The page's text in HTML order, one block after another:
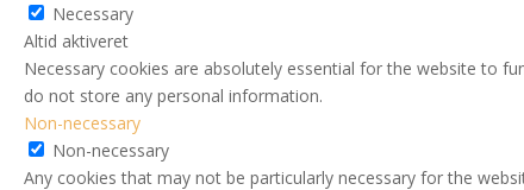
Necessary
Altid aktiveret
Necessary cookies are absolutely essential for the website to
do not store any personal information.
Non-necessary
Non-necessary
Any cookies that may not be particularly necessary for the